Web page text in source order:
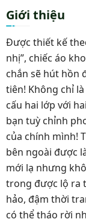
Giới thiệu
Được thiết kế
nhị”, chiếc áo
chắn sẽ hút hồn
tiên! Không chỉ
cấu hai lớp với
bạn tuỳ chỉnh
của chính mình!
bên ngoài được
mới lạ nhưng
trong được lộ ra
hảo, đậm thời
có thể tháo rời